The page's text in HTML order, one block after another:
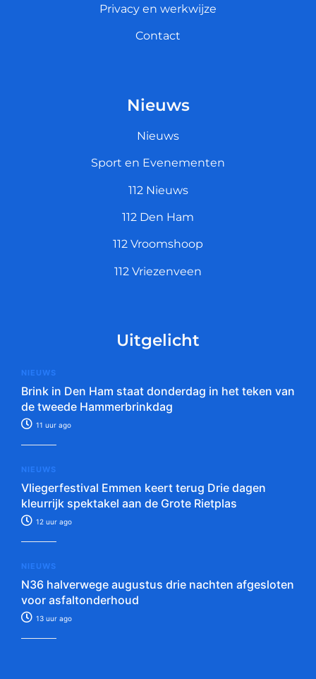
Privacy en werkwijze
Contact
Nieuws
Nieuws
Sport en Evenementen
112 Nieuws
112 Den Ham
112 Vroomshoop
112 Vriezenveen
Uitgelicht
NIEUWS
Brink in Den Ham staat donderdag in het teken van
de tweede Hammerbrinkdag
11 uur ago
NIEUWS
Vliegerfestival Emmen keert terug Drie dagen
kleurrijk spektakel aan de Grote Rietplas
12 uur ago
NIEUWS
N36 halverwege augustus drie nachten afgesloten
voor asfaltonderhoud
13 uur ago